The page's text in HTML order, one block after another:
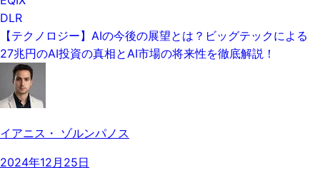
DLR
【テクノロジー】AIの今後の展望​とは？ビッグテックによる
27兆円のAI投資の真相とAI市場の将来性を徹底解説！
イアニス・ ゾルンパノス
2024年12月25日